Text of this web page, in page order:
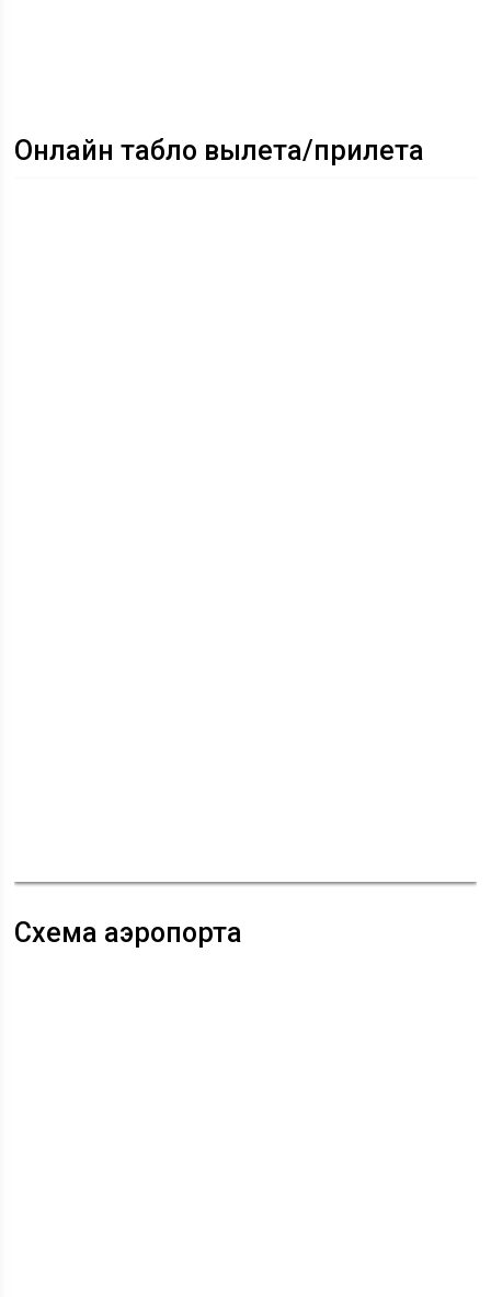
Онлайн табло вылета/прилета
Схема аэропорта